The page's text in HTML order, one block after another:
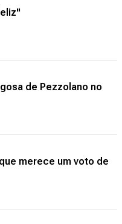
de Pezzolano no
merece um voto de